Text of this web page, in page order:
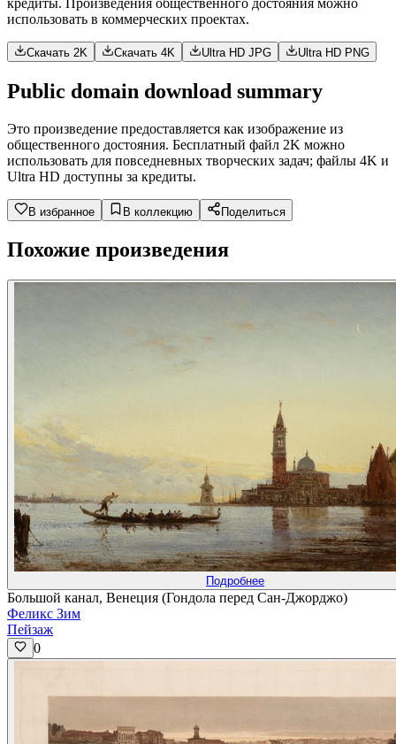
использовать в коммерческих проектах.
Скачать 2K Скачать 4K Ultra HD JPG Ultra HD PNG
Public domain download summary
Это произведение предоставляется как изображение из
общественного достояния. Бесплатный файл 2K можно
использовать для повседневных творческих задач; файлы 4K и
Ultra HD доступны за кредиты.
В избранное В коллекцию Поделиться
Похожие произведения
Подробнее
Большой канал, Венеция (Гондола перед Сан-Джорджо)
Феликс Зим
Пейзаж
0